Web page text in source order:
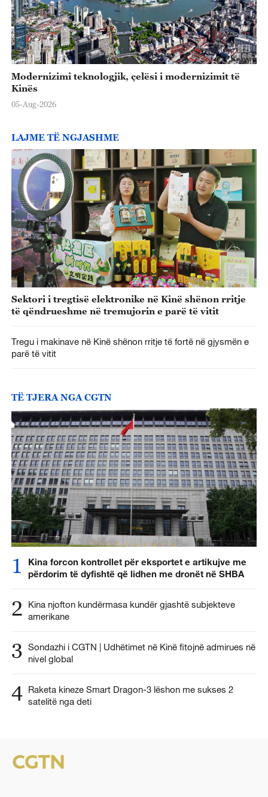
Modernizimi teknologjik, çelësi i modernizimit të
Kinës
05-Aug-2026
LAJME TË NGJASHME
Sektori i tregtisë elektronike në Kinë shënon rritje
të qëndrueshme në tremujorin e parë të vitit
Tregu i makinave në Kinë shënon rritje të fortë në gjysmën e
parë të vitit
TË TJERA NGA CGTN
1
Kina forcon kontrollet për eksportet e artikujve me
përdorim të dyfishtë që lidhen me dronët në SHBA
2
Kina njofton kundërmasa kundër gjashtë subjekteve
amerikane
3 Sondazhi i CGTN | Udhëtimet në Kinë fitojnë admirues në
nivel global
4 Raketa kineze Smart Dragon-3 lëshon me sukses 2
satelitë nga deti